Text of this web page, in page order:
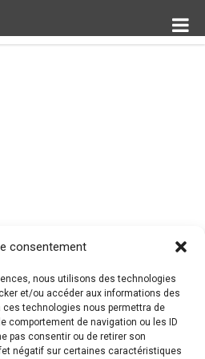
consentement
nous utilisons des technologies
et/ou accéder aux informations des
ces technologies nous permettra de
comportement de navigation ou les ID
pas consentir ou de retirer son
négatif sur certaines caractéristiques